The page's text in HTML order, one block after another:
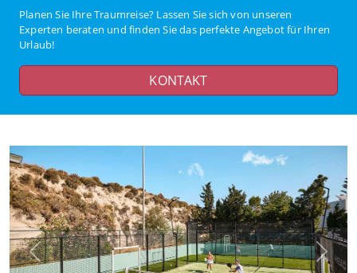
Planen Sie Ihre Traumreise? Lassen Sie sich von unseren
Experten beraten und finden Sie das perfekte Angebot für Ihren
Urlaub!
KONTAKT
Previous Next